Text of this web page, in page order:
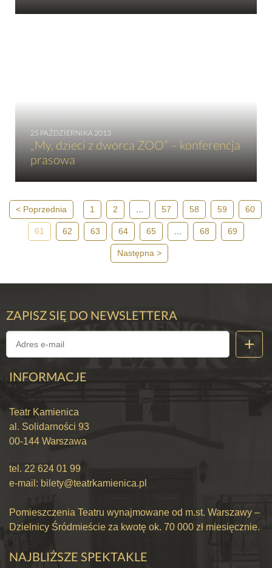
25 PAŹDZIERNIKA 2013
„My, dzieci z dworca ZOO” – konferencja
prasowa
Poprzednia 1 2 ... 57 58 59 60
61 62 63 64 65 ... 68 69
Następna
ZAPISZ SIĘ DO NEWSLETTERA
INFORMACJE
Teatr Kamienica
al. Solidarności 93
00-144 Warszawa
tel. 22 624 01 99
e-mail: bilety@teatrkamienica.pl
Pomieszczenia Teatru wynajmowane od m.st. Warszawy –
Dzielnicy Śródmieście za kwotę ok. 70 000 zł miesięcznie.
NAJBLIŻSZE SPEKTAKLE